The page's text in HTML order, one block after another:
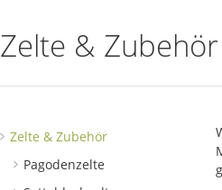
Zelte & Zubehör
Zelte & Zubehör
Pagodenzelte